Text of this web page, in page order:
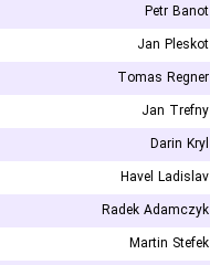
Petr Banot
Jan Pleskot
Tomas Regner
Jan Trefny
Darin Kryl
Havel Ladislav
Radek Adamczyk
Martin Stefek